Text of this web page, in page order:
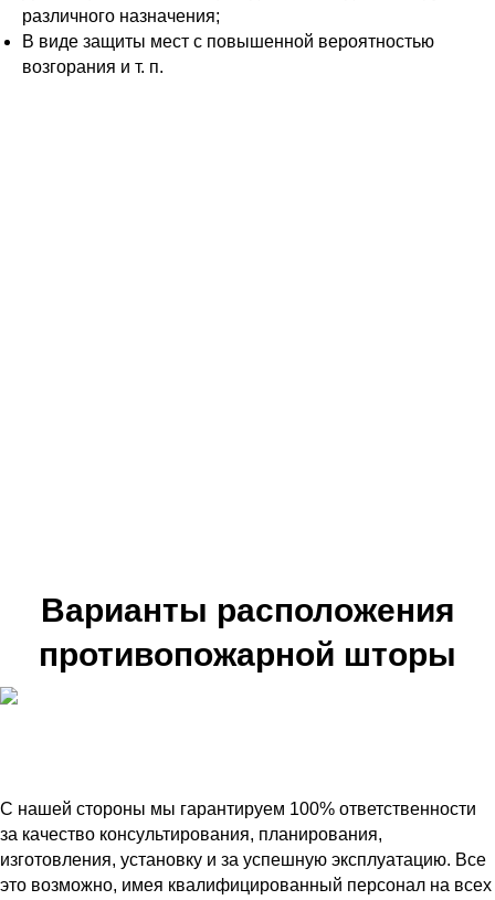
различного назначения;
В виде защиты мест с повышенной вероятностью
возгорания и т. п.
Варианты расположения
противопожарной шторы
С нашей стороны мы гарантируем 100% ответственности
за качество консультирования, планирования,
изготовления, установку и за успешную эксплуатацию. Все
это возможно, имея квалифицированный персонал на всех